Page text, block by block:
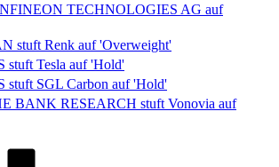
TECHNOLOGIES AG auf
stuft Renk auf 'Overweight'
stuft Tesla auf 'Hold'
stuft SGL Carbon auf 'Hold'
BANK RESEARCH stuft Vonovia auf